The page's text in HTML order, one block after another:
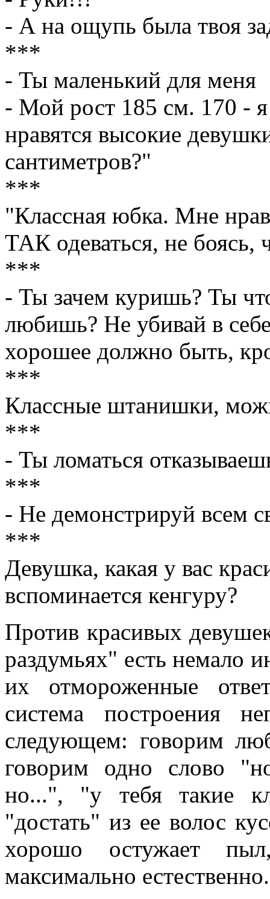
- А на ощупь была твоя
***
- Ты маленький для меня
- Мой рост 185 см. 170 -
нравятся высокие
сантиметров?"
***
"Классная юбка. Мне
ТАК одеваться, не
***
- Ты зачем куришь? Ты
любишь? Не убивай в
хорошее должно быть,
***
Классные штанишки,
***
- Ты ломаться
***
- Не демонстрируй всем
***
Девушка, какая у вас
вспоминается кенгуру?
Против красивых
раздумьях" есть немало
их отмороженные
система построения
следующем: говорим
говорим одно слово
но...", "у тебя такие
"достать" из ее волос
хорошо остужает
максимально естественно.